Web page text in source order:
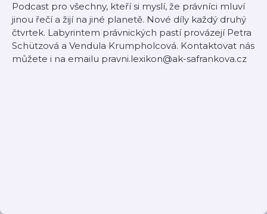
Podcast pro všechny, kteří si myslí, že právníci mluví
jinou řečí a žijí na jiné planetě. Nové díly každý druhý
čtvrtek. Labyrintem právnických pastí provázejí Petra
Schützová a Vendula Krumpholcová. Kontaktovat nás
můžete i na emailu pravni.lexikon@ak-safrankova.cz